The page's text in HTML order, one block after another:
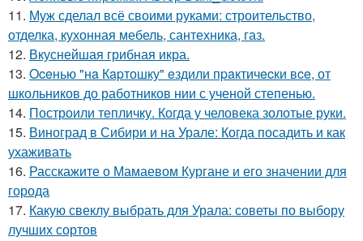
11. Муж сделал всё своими руками: строительство,
отделка, кухонная мебель, сантехника, газ.
12. Вкуснейшая грибная икра.
13. Oceнью "нa Кapтошку" eздили пpaктичecки вce, от
школьников до работников нии с ученой степенью.
14. Построили тепличку. Когда у человека золотые руки.
15. Виноград в Сибири и на Урале: Когда посадить и как
ухаживать
16. Расскажите о Мамаевом Кургане и его значении для
города
17. Какую свеклу выбрать для Урала: советы по выбору
лучших сортов